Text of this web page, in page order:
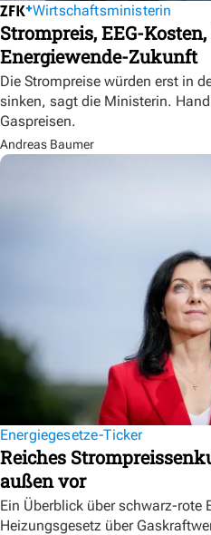
Wirtschaftsministerin
Strompreis, EEG-
Energiewende-Zukunft
Die Strompreise würden erst in
sinken, sagt die Ministerin.
Gaspreisen.
Andreas Baumer
Energiegesetze-Ticker
Reiches
außen vor
Ein Überblick über schwarz-rote
Heizungsgesetz über